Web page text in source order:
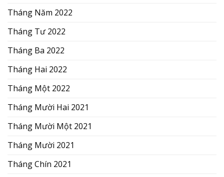
Tháng Năm 2022
Tháng Tư 2022
Tháng Ba 2022
Tháng Hai 2022
Tháng Một 2022
Tháng Mười Hai 2021
Tháng Mười Một 2021
Tháng Mười 2021
Tháng Chín 2021